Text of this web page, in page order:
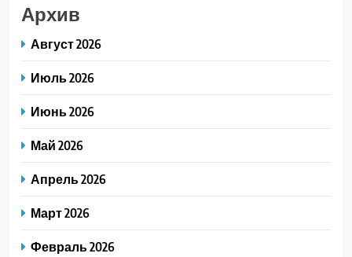
Архив
Август 2026
Июль 2026
Июнь 2026
Май 2026
Апрель 2026
Март 2026
Февраль 2026